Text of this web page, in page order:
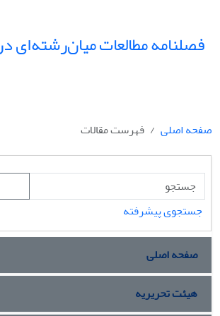
فصلنامه مطالعات میان‌رشته‌ای
صفحه اصلی
فهرست مقالات
جستجوی پیشرفته
صفحه اصلی
هیئت تحریریه